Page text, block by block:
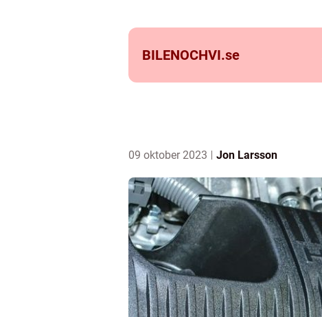
BILENOCHVI.se
09 oktober 2023 Jon Larsson